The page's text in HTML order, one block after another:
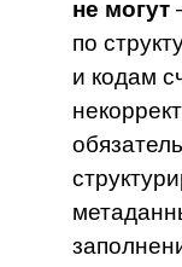
материалы от